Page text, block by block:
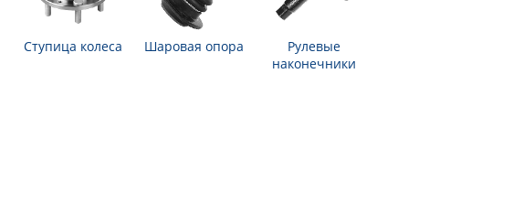
Ступица колеса Шаровая опора
Рулевые
наконечники